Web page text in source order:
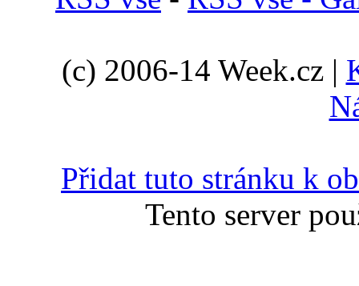
(c) 2006-14 Week.cz |
Přidat tuto stránku k
Tento server